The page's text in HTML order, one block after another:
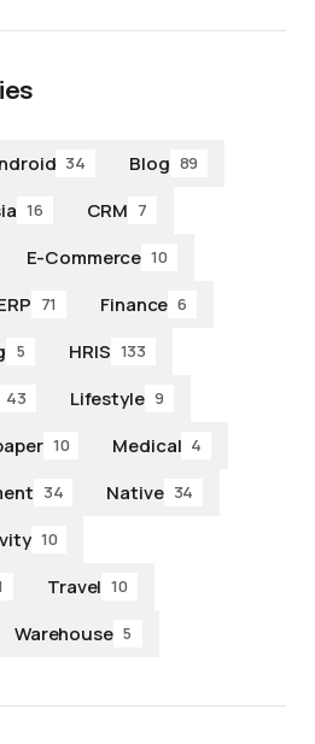
34 Blog 89
16 CRM 7
E-Commerce 10
71 Finance 6
5 HRIS 133
43 Lifestyle 9
10 Medical 4
34 Native 34
10
Travel 10
Warehouse 5